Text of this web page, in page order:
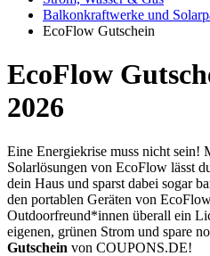
Balkonkraftwerke und
EcoFlow Gutschein
EcoFlow
2026
Eine Energiekrise muss nicht sein!
Solarlösungen von EcoFlow lässt
dein Haus und sparst dabei sogar
den portablen Geräten von
Outdoorfreund*innen überall ein
eigenen, grünen Strom und spare
Gutschein von COUPONS.DE!